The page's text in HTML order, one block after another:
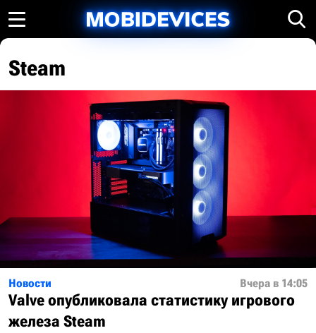
Steam
Новости Вчера в 14:05
Valve опубликовала статистику игрового
железа Steam